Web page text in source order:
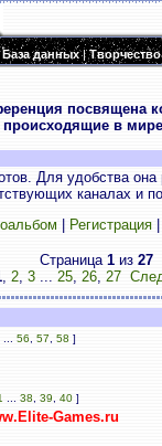
База данных|Творчество
посвящена
в
Для удобства
каналах и
Регистрация
Страница 1из 27
, 2, 3 ... 25, 26, 27
56 57 58 ]
38 39 40 ]
Games.ru